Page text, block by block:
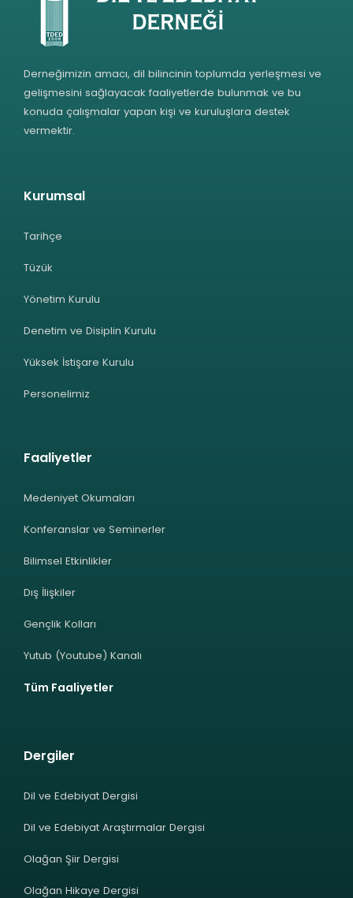
Derneğimizin amacı, dil bilincinin toplumda yerleşmesi ve
gelişmesini sağlayacak faaliyetlerde bulunmak ve bu
konuda çalışmalar yapan kişi ve kuruluşlara destek
vermektir.
Kurumsal
Tarihçe
Tüzük
Yönetim Kurulu
Denetim ve Disiplin Kurulu
Yüksek İstişare Kurulu
Personelimiz
Faaliyetler
Medeniyet Okumaları
Konferanslar ve Seminerler
Bilimsel Etkinlikler
Dış İlişkiler
Gençlik Kolları
Yutub (Youtube) Kanalı
Tüm Faaliyetler
Dergiler
Dil ve Edebiyat Dergisi
Dil ve Edebiyat Araştırmalar Dergisi
Olağan Şiir Dergisi
Olağan Hikaye Dergisi